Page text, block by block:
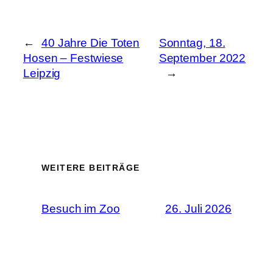
←
40 Jahre Die Toten
Hosen – Festwiese
Leipzig
Sonntag, 18.
September 2022
→
WEITERE BEITRÄGE
Besuch im Zoo 26. Juli 2026